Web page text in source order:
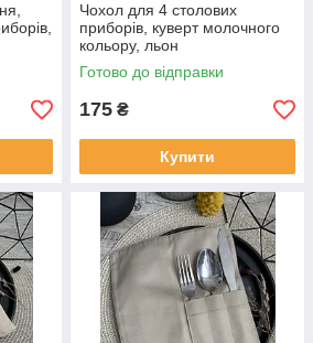
Чохол для 4 столових
приборів, куверт молочного
кольору, льон
Готово до відправки
175 ₴
Купити